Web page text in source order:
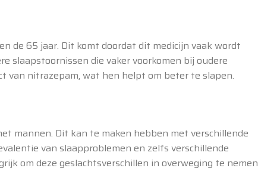
de 65 jaar. Dit komt doordat dit medicijn vaak wordt
slaapstoornissen die vaker voorkomen bij oudere
van nitrazepam, wat hen helpt om beter te slapen.
mannen. Dit kan te maken hebben met verschillende
van slaapproblemen en zelfs verschillende
om deze geslachtsverschillen in overweging te nemen